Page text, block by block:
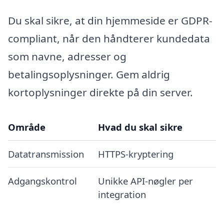
Du skal sikre, at din hjemmeside er GDPR-
compliant, når den håndterer kundedata
som navne, adresser og
betalingsoplysninger. Gem aldrig
kortoplysninger direkte på din server.
Område Hvad du skal sikre
Datatransmission HTTPS-kryptering
Adgangskontrol
Unikke API-nøgler per
integration